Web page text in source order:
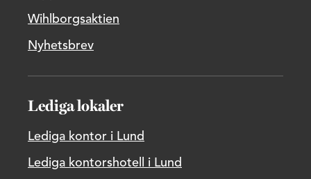
Wihlborgsaktien
Nyhetsbrev
Lediga lokaler
Lediga kontor i Lund
Lediga kontorshotell i Lund